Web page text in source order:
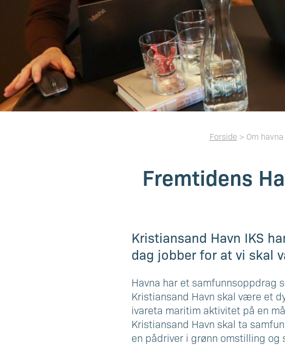
Forside > Om
Fremtidens
Kristiansand Havn IKS
dag jobber for at vi skal
Havna har et samfunnsoppdrag
Kristiansand Havn skal være et
ivareta maritim aktivitet på en
Kristiansand Havn skal ta
en pådriver i grønn omstilling